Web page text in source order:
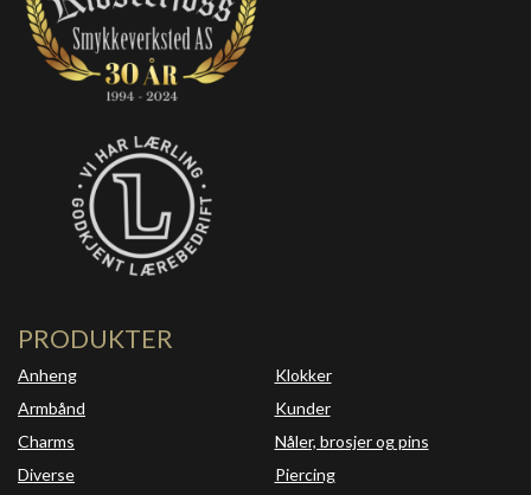
PRODUKTER
Anheng
Armbånd
Charms
Diverse
Klokker
Kunder
Nåler, brosjer og pins
Piercing